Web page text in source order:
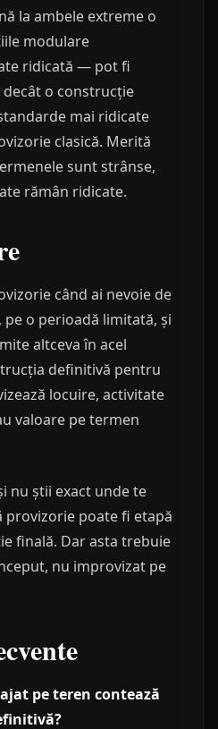
la ambele extreme o
modulare
ridicată — pot fi
o construcție
mai ridicate
clasică. Merită
sunt strânse,
rămân ridicate.
când ai nevoie de
o perioadă limitată, și
altceva în acel
definitivă pentru
locuire, activitate
valoare pe termen
nu știi exact unde te
poate fi etapă
finală. Dar asta trebuie
nu improvizat pe
pe teren contează